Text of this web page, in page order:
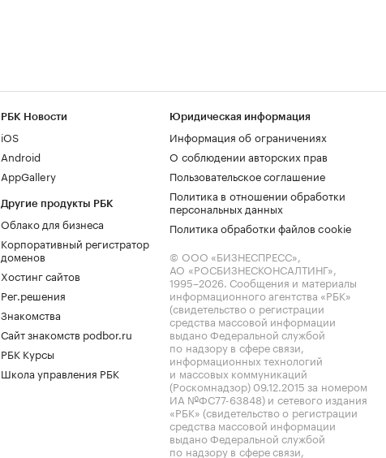
РБК Новости
iOS
Android
AppGallery
Другие продукты РБК
Облако для бизнеса
Корпоративный регистратор
доменов
Хостинг сайтов
Рег.решения
Знакомства
Сайт знакомств podbor.ru
РБК Курсы
Школа управления РБК
Юридическая информация
Информация об ограничениях
О соблюдении авторских прав
Пользовательское соглашение
Политика в отношении обработки
персональных данных
Политика обработки файлов cookie
© ООО «БИЗНЕСПРЕСС»,
АО «РОСБИЗНЕСКОНСАЛТИНГ»,
1995–2026. Сообщения и материалы
информационного агентства «РБК»
(свидетельство о регистрации
средства массовой информации
выдано Федеральной службой
по надзору в сфере связи,
информационных технологий
и массовых коммуникаций
(Роскомнадзор) 09.12.2015 за номером
ИА №ФС77-63848) и сетевого издания
«РБК» (свидетельство о регистрации
средства массовой информации
выдано Федеральной службой
по надзору в сфере связи,